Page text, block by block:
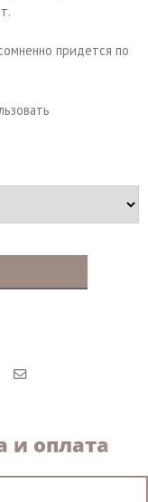
придется по
и оплата